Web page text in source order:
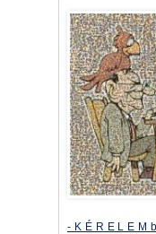
- K É R E L E M